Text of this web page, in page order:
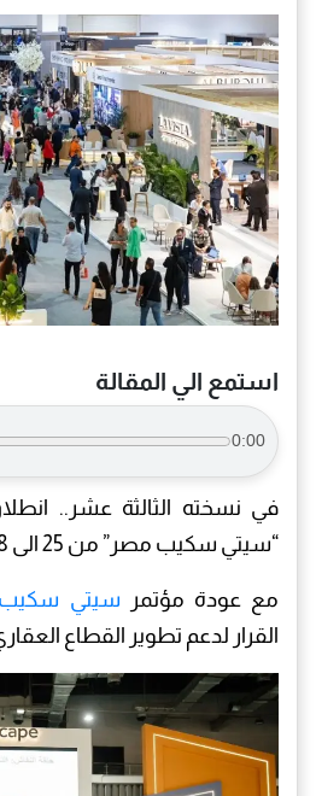
استمع الي المقالة
0:00
في نسخته الثالثة عشر..
“سيتي سكيب مصر” من 25 الى 28 سبتمبر القادم.
مع عودة مؤتمر سيتي سكيب
القرار لدعم تطوير القطاع